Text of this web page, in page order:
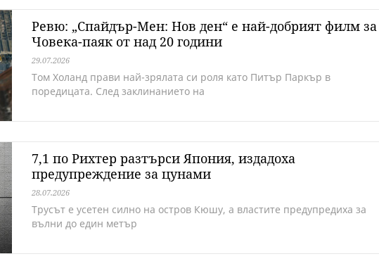
Ревю: „Спайдър-Мен: Нов ден“ е най-добрият филм за
Човека-паяк от над 20 години
29.07.2026
Том Холанд прави най-зрялата си роля като Питър Паркър в
поредицата. След заклинанието на
7,1 по Рихтер разтърси Япония, издадоха
предупреждение за цунами
28.07.2026
Трусът е усетен силно на остров Кюшу, а властите предупредиха за
вълни до един метър